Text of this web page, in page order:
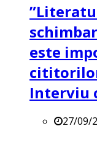
este
Interviu
27/09/